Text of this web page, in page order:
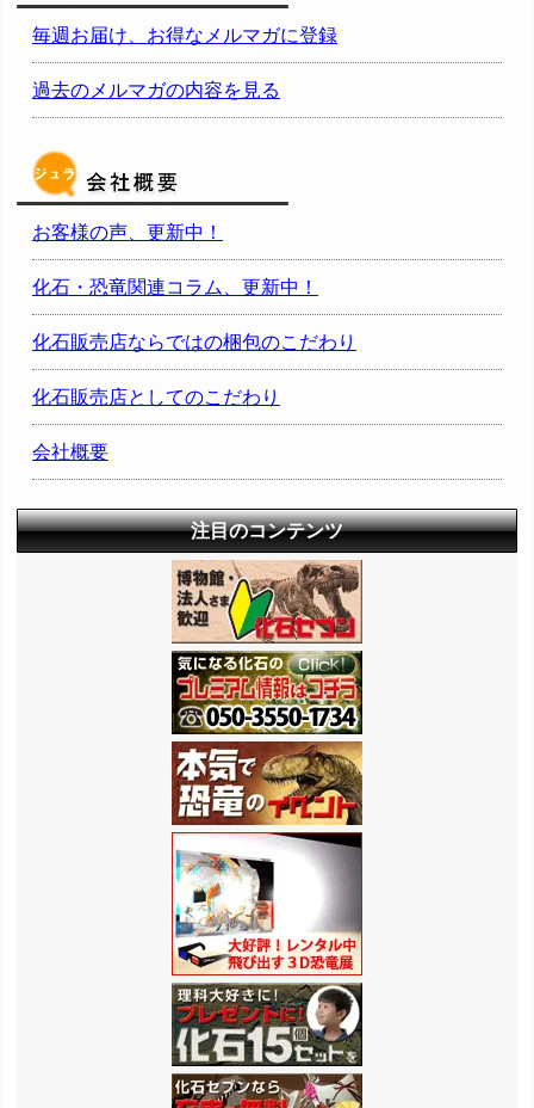
毎週お届け、お得なメルマガに登録
過去のメルマガの内容を見る
お客様の声、更新中！
化石・恐竜関連コラム、更新中！
化石販売店ならではの梱包のこだわり
化石販売店としてのこだわり
会社概要
注目のコンテンツ